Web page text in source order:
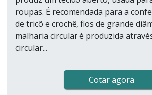
roupas. É recomendada para a
de tricô e crochê, fios de grande
malharia circular é produzida
circular...
Cotar agora